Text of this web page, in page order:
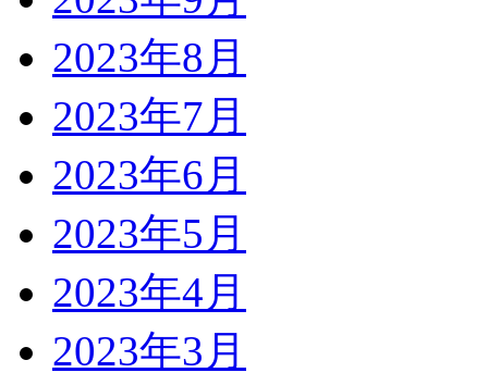
2023年8月
2023年7月
2023年6月
2023年5月
2023年4月
2023年3月